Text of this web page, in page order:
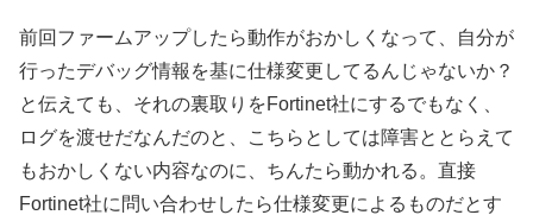
前回ファームアップしたら動作がおかしくなって、自分が
行ったデバッグ情報を基に仕様変更してるんじゃないか？
と伝えても、それの裏取りをFortinet社にするでもなく、
ログを渡せだなんだのと、こちらとしては障害ととらえて
もおかしくない内容なのに、ちんたら動かれる。直接
Fortinet社に問い合わせしたら仕様変更によるものだとす